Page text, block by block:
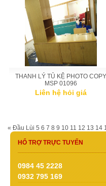
THANH LÝ TỦ KỆ PHOTO COPY
MSP 01096
Liên hệ hỏi giá
« Đầu Lùi 5 6 7 8 9 10 11 12 13 14
HỔ TRỢ TRỰC TUYẾN
0984 45 2228
0932 795 169